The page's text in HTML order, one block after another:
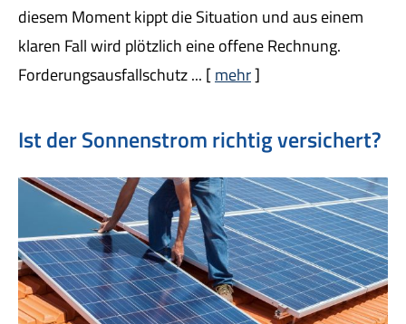
diesem Moment kippt die Situation und aus einem
klaren Fall wird plötzlich eine offene Rechnung.
Forderungsausfallschutz ... [mehr]
Ist der Sonnenstrom richtig versichert?